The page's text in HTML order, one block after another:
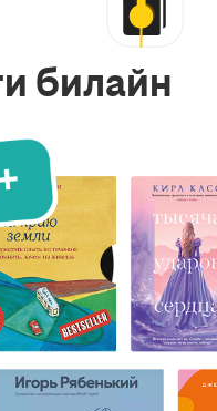
билайн